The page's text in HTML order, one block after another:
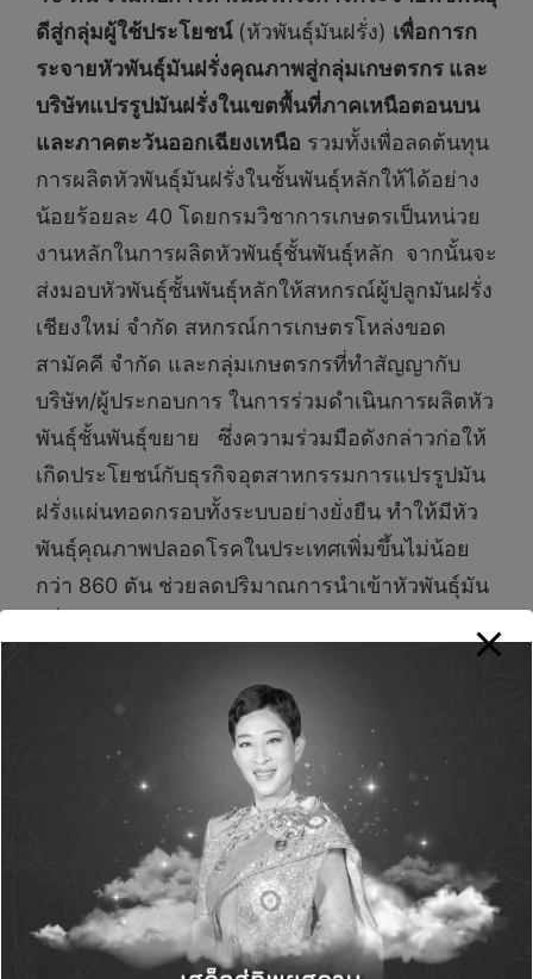
ดีสู่กลุ่มผู้ใช้ประโยชน์(หัวพันธุ์มันฝรั่ง) เพื่อการก
ระจายหัวพันธุ์มันฝรั่งคุณภาพสู่กลุ่มเกษตรกร และ
บริษัทแปรรูปมันฝรั่งในเขตพื้นที่ภาคเหนือตอนบน
และภาคตะวันออกเฉียงเหนือ รวมทั้งเพื่อลดต้นทุน
การผลิตหัวพันธุ์มันฝรั่งในชั้นพันธุ์หลักให้ได้อย่าง
น้อยร้อยละ 40 โดยกรมวิชาการเกษตรเป็นหน่วย
งานหลักในการผลิตหัวพันธุ์ชั้นพันธุ์หลัก จากนั้นจะ
ส่งมอบหัวพันธุ์ชั้นพันธุ์หลักให้สหกรณ์ผู้ปลูกมันฝรั่ง
เชียงใหม่ จำกัด สหกรณ์การเกษตรโหล่งขอด
สามัคคี จำกัด และกลุ่มเกษตรกรที่ทำสัญญากับ
บริษัท/ผู้ประกอบการ ในการร่วมดำเนินการผลิตหัว
พันธุ์ชั้นพันธุ์ขยาย ซึ่งความร่วมมือดังกล่าวก่อให้
เกิดประโยชน์กับธุรกิจอุตสาหกรรมการแปรรูปมัน
ฝรั่งแผ่นทอดกรอบทั้งระบบอย่างยั่งยืน ทำให้มีหัว
พันธุ์คุณภาพปลอดโรคในประเทศเพิ่มขึ้นไม่น้อย
กว่า 860 ตัน ช่วยลดปริมาณการนำเข้าหัวพันธุ์มัน
ต้นทุนการผลิตที่มาจากหัวพันธุ์มีราคาแพงไม่น้อย
กว่าร้อยละ 40 ทำให้เกษตรกรมีรายได้เพิ่มขึ้น มี
คุณภาพชีวิตที่ดีขึ้น และทำให้ช่วยเพิ่มศักยภาพใน
การผลิตผลิตภัณฑ์มันฝรั่งทอดกรอบขายแข่งใน
ด้านนายระพีภัทร์ จันทรศรีวงศ์ อธิบดีกรมวิชาการ
เกษตร กล่าวว่า ขณะนี้กรมวิชาการเกษตรกำลัง
อยู่ระหว่างการดำเนินงานโครงการปรับปรุงพันธุ์